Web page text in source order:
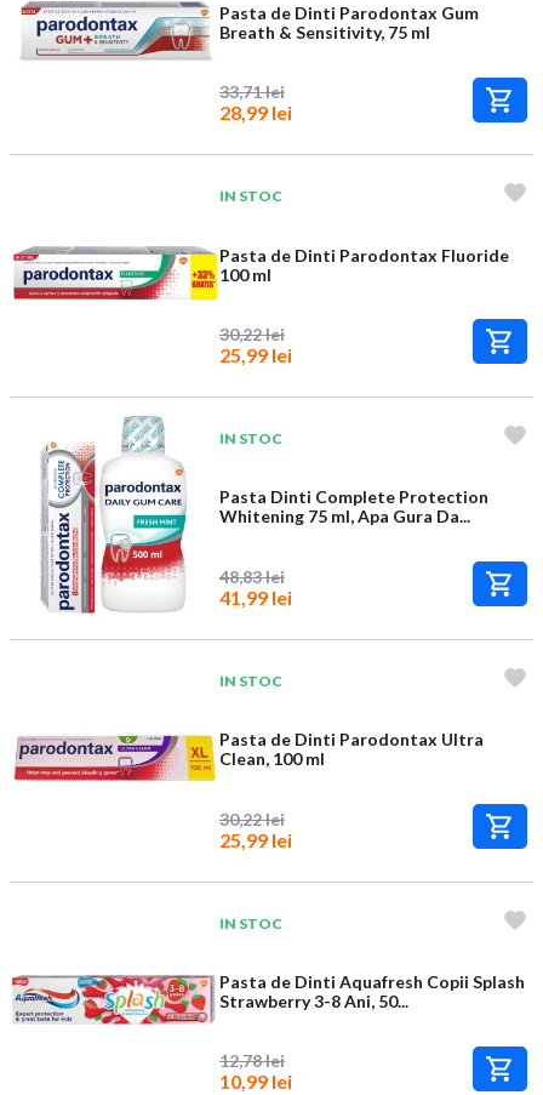
Pasta de Dinti Parodontax Gum
Breath & Sensitivity, 75 ml
33,71 lei
28,99 lei
IN STOC
Pasta de Dinti Parodontax Fluoride
100 ml
30,22 lei
25,99 lei
IN STOC
Pasta Dinti Complete Protection
Whitening 75 ml, Apa Gura Da...
48,83 lei
41,99 lei
IN STOC
Pasta de Dinti Parodontax Ultra
Clean, 100 ml
30,22 lei
25,99 lei
IN STOC
Pasta de Dinti Aquafresh Copii Splash
Strawberry 3-8 Ani, 50...
12,78 lei
10,99 lei